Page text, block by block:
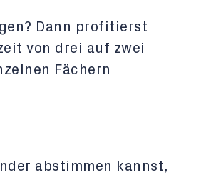
Dann profitierst
von drei auf zwei
Fächern
abstimmen kannst,